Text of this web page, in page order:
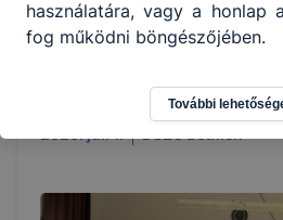
2026. június 30-án megható és
ünnepség keretében búcsúztunk
Gábor Közgazdasági Technikum
2026. júl. 1.
DSZC Bethlen
használatára, vagy a honlap
fog működni böngészőjében.
További